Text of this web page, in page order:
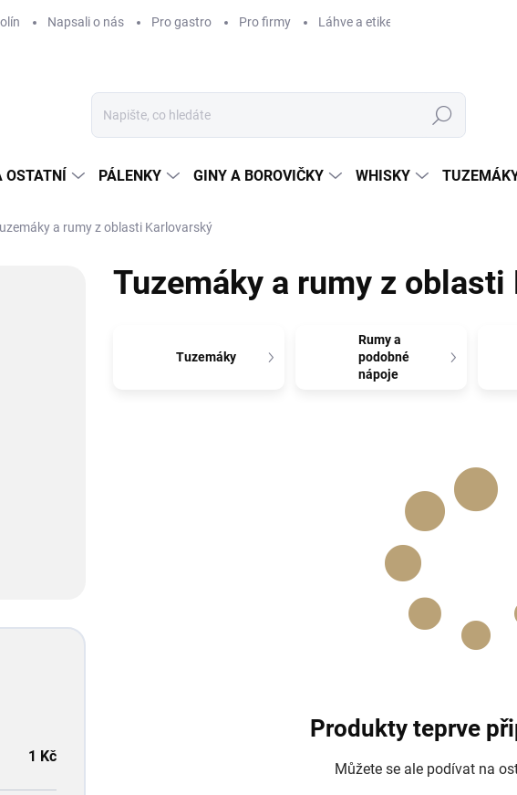
Napsali o nás Pro gastro Pro firmy Láhve a etikety na míru
Hledat
OSTATNÍ PÁLENKY GINY A BOROVIČKY WHISKY
a rumy z oblasti Karlovarský
1 Kč
Tuzemáky a rumy z
Tuzemáky
Rumy a
podobné
nápoje
Produkty teprve
Můžete se ale podívat na